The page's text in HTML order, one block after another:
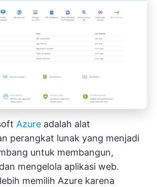
Azure adalah alat
perangkat lunak yang menjadi
untuk membangun,
mengelola aplikasi web.
memilih Azure karena